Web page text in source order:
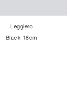
Leggiero
Black 18cm